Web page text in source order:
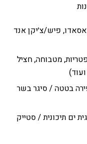
פיש/צ׳יקן אנד
(חומוס פטריות, מטבוחה, חציל
בטטה / סיגר בשר
ים תיכונית / סטייק